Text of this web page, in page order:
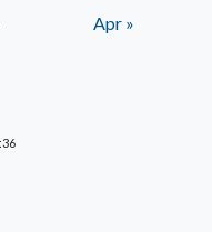
Apr »